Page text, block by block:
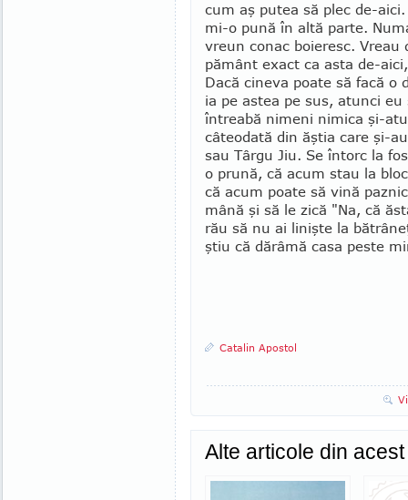
cum aş putea să plec de-
mi-o pună în altă parte.
vreun conac boieresc. Vreau
pământ exact ca asta de-
Dacă cineva poate să facă o
ia pe astea pe sus, atunci
întreabă nimeni nimica şi-
câteodată din ăştia care şi-
sau Târgu Jiu. Se întorc la
o prună, că acum stau la
că acum poate să vină
mână şi să le zică "Na, că
rău să nu ai linişte la
ştiu că dărâmă casa peste
Catalin Apostol
Alte articole din